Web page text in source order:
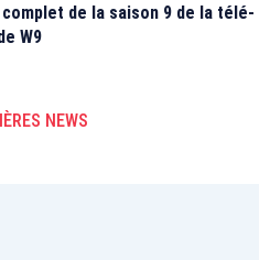
de la saison 9 de la télé-
W9
NEWS